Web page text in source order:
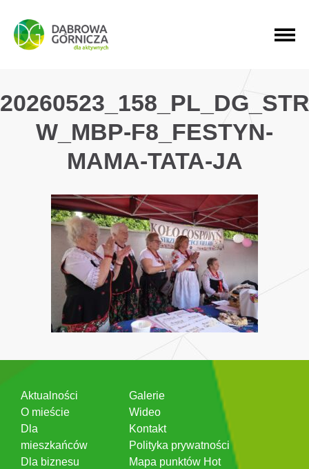
PRZEJDŹ DO MENU GŁÓWNEGO
PRZEJDŹ DO WYSZUKIWARKI
PRZEJDŹ DO TREŚCI
W_MBP-F8_FESTYN-
MAMA-TATA-JA
Aktualności
O mieście
Dla
mieszkańców
Dla biznesu
Galerie
Wideo
Kontakt
Polityka prywatności
Mapa punktów Hot